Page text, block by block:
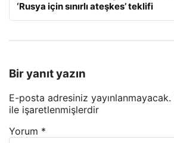
‘Rusya için sınırlı ateşkes’ teklifi
Bir yanıt yazın
E-posta adresiniz yayınlanmayacak.
ile işaretlenmişlerdir
Yorum *